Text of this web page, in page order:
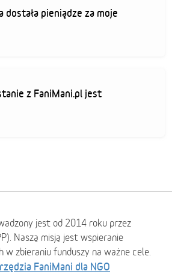
dostała pieniądze za moje
z FaniMani.pl jest
jest od 2014 roku przez
Naszą misją jest wspieranie
w zbieraniu funduszy na ważne cele.
FaniMani dla NGO